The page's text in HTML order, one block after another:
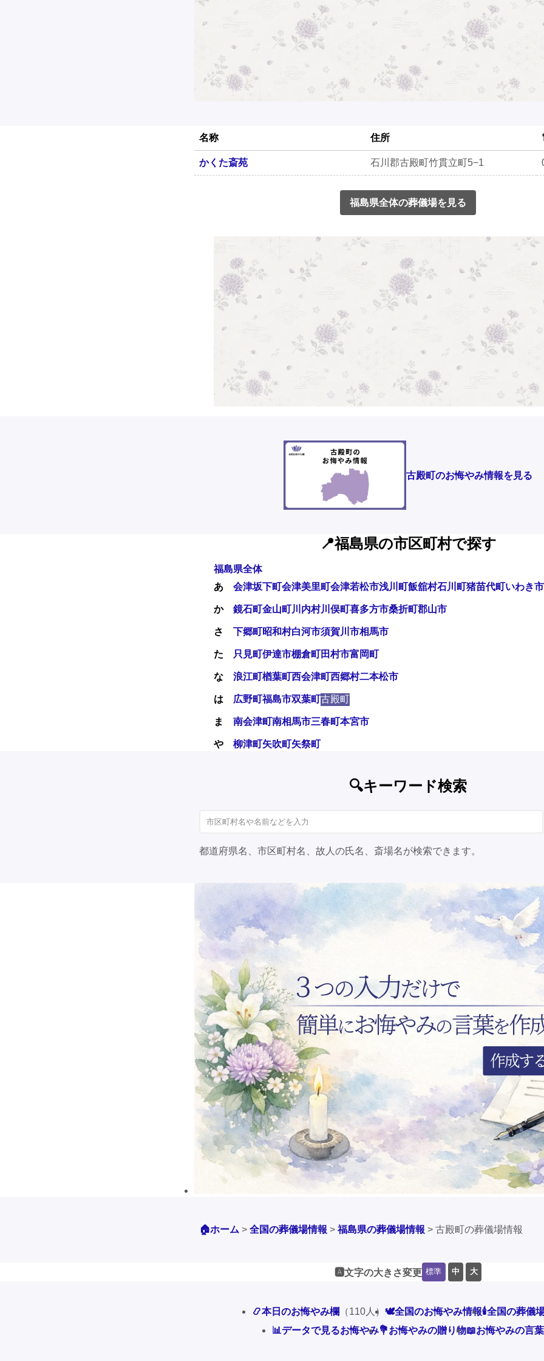
名称 住所
かくた斎苑 石川郡古殿町竹貫立町5−1
福島県全体の葬儀場を見る
古殿町のお悔やみ情報を見る
📍福島県の市区町村で探す
福島県全体
あ
会津坂下町会津美里町会津若松市浅川町飯舘村石川町猪苗代町いわき市
か 鏡石町金山町川内村川俣町喜多方市桑折町郡山市
さ 下郷町昭和村白河市須賀川市相馬市
た 只見町伊達市棚倉町田村市富岡町
な 浪江町楢葉町西会津町西郷村二本松市
は 広野町福島市双葉町古殿町
ま 南会津町南相馬市三春町本宮市
や 柳津町矢吹町矢祭町
🔍キーワード検索
都道府県名、市区町村名、故人の氏名、斎場名が検索できます。
🏠ホーム > 全国の葬儀場情報 > 福島県の葬儀場情報 > 古殿町の葬儀場情報
🅰️文字の大きさ変更 標準 中 大
📿本日のお悔やみ欄 （110人） 🕊️全国のお悔やみ情報🕯️全国の葬儀
📊データで見るお悔やみ💐お悔やみの贈り物📖お悔やみの言葉